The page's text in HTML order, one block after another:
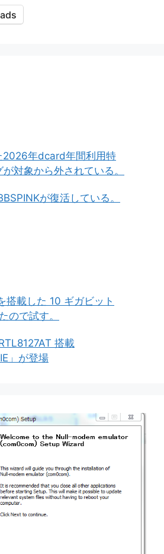
2026年dcard年間利用特
対象から外されている。
が復活している。
搭載した 10 ギガビット
ので試す。
搭載
」が登場